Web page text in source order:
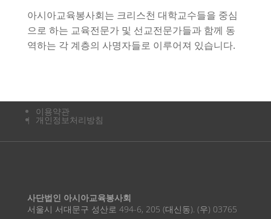
아시아교육봉사회는 크리스천 대학교수들을 중심
으로 하는 교육전문가 및 선교전문가들과 함께 동
역하는 각 계층의 사명자들로 이루어져 있습니다.
이용약관
개인정보처리방침
사단법인 아시아교육봉사회
서울시 서대문구 성산로 494-6, 205 (대신동). (우) 03765